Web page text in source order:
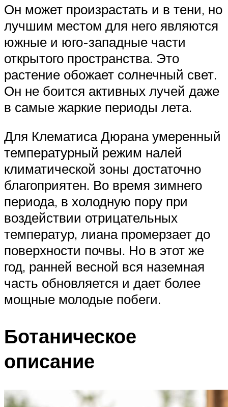
Он может произрастать и в тени, но
лучшим местом для него являются
южные и юго-западные части
открытого пространства. Это
растение обожает солнечный свет.
Он не боится активных лучей даже
в самые жаркие периоды лета.
Для Клематиса Дюрана умеренный
температурный режим налей
климатической зоны достаточно
благоприятен. Во время зимнего
периода, в холодную пору при
воздействии отрицательных
температур, лиана промерзает до
поверхности почвы. Но в этот же
год, ранней весной вся наземная
часть обновляется и дает более
мощные молодые побеги.
Ботаническое
описание